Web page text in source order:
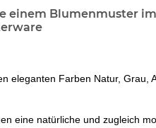
einem Blumenmuster
eleganten Farben Natur, Grau,
eine natürliche und zugleich